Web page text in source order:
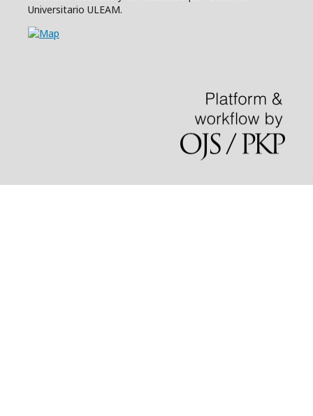
Universitario ULEAM.